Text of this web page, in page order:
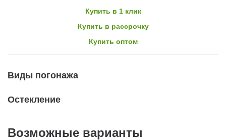
Купить в 1 клик
Купить в рассрочку
Купить оптом
Виды погонажа
Остекление
Возможные варианты